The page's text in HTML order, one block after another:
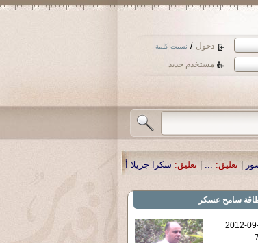
دخول / نسيت كلمة
مستخدم جديد
شكرا جزيلا أستاذ حمد الحمد .أكرمكم الله .
سامح عسكر
2012-